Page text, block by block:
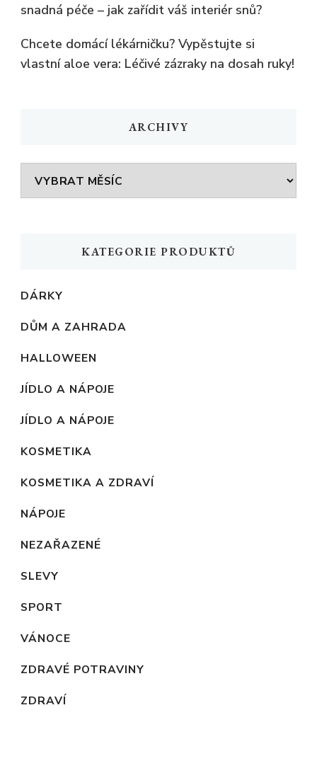
snadná péče – jak zařídit váš interiér snů?
Chcete domácí lékárničku? Vypěstujte si
vlastní aloe vera: Léčivé zázraky na dosah ruky!
ARCHIVY
Archivy
KATEGORIE PRODUKTŮ
DÁRKY
DŮM A ZAHRADA
HALLOWEEN
JÍDLO A NÁPOJE
JÍDLO A NÁPOJE
KOSMETIKA
KOSMETIKA A ZDRAVÍ
NÁPOJE
NEZAŘAZENÉ
SLEVY
SPORT
VÁNOCE
ZDRAVÉ POTRAVINY
ZDRAVÍ